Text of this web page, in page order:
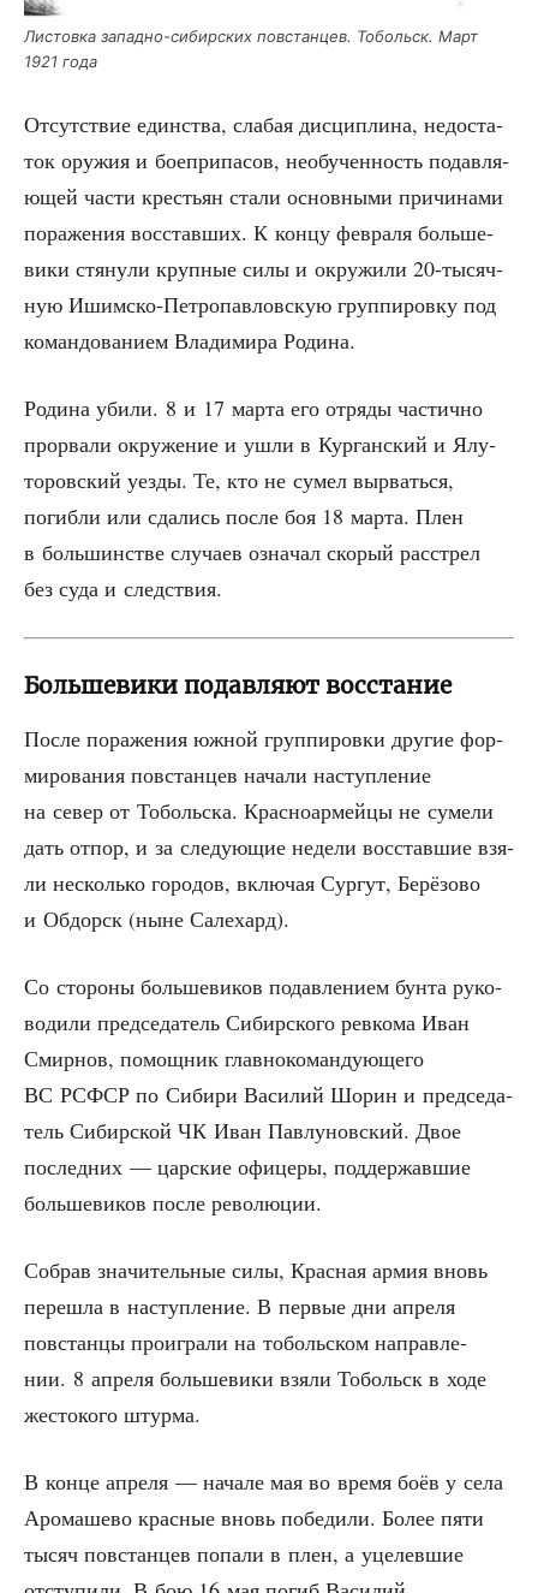
Листов­ка запад­но-сибир­ских повстан­цев. Тобольск. Март
1921 года
Отсут­ствие един­ства, сла­бая дис­ци­пли­на, недо­ста­
ток ору­жия и бое­при­па­сов, необу­чен­ность подав­ля­
ю­щей части кре­стьян ста­ли основ­ны­ми при­чи­на­ми
пора­же­ния вос­став­ших. К кон­цу фев­ра­ля боль­ше­
ви­ки стя­ну­ли круп­ные силы и окру­жи­ли 20-тысяч­
ную Ишим­ско-Пет­ро­пав­лов­скую груп­пи­ров­ку под
коман­до­ва­ни­ем Вла­ди­ми­ра Родина.
Роди­на уби­ли. 8 и 17 мар­та его отря­ды частич­но
про­рва­ли окру­же­ние и ушли в Кур­ган­ский и Ялу­
то­ров­ский уез­ды. Те, кто не сумел вырвать­ся,
погиб­ли или сда­лись после боя 18 мар­та. Плен
в боль­шин­стве слу­ча­ев озна­чал ско­рый рас­стрел
без суда и следствия.
Большевики подавляют восстание
После пора­же­ния южной груп­пи­ров­ки дру­гие фор­
ми­ро­ва­ния повстан­цев нача­ли наступ­ле­ние
на север от Тоболь­ска. Крас­но­ар­мей­цы не суме­ли
дать отпор, и за сле­ду­ю­щие неде­ли вос­став­шие взя­
ли несколь­ко горо­дов, вклю­чая Сур­гут, Берё­зо­во
и Обдорск (ныне Салехард).
Со сто­ро­ны боль­ше­ви­ков подав­ле­ни­ем бун­та руко­
во­ди­ли пред­се­да­тель Сибир­ско­го рев­ко­ма Иван
Смир­нов, помощ­ник глав­но­ко­ман­ду­ю­ще­го
ВС РСФСР по Сиби­ри Васи­лий Шорин и пред­се­да­
тель Сибир­ской ЧК Иван Пав­лу­нов­ский. Двое
послед­них — цар­ские офи­це­ры, под­дер­жав­шие
боль­ше­ви­ков после революции.
Собрав зна­чи­тель­ные силы, Крас­ная армия вновь
пере­шла в наступ­ле­ние. В пер­вые дни апре­ля
повстан­цы про­иг­ра­ли на тоболь­ском направ­ле­
нии. 8 апре­ля боль­ше­ви­ки взя­ли Тобольск в ходе
жесто­ко­го штурма.
В кон­це апре­ля — нача­ле мая во вре­мя боёв у села
Аро­ма­ше­во крас­ные вновь побе­ди­ли. Более пяти
тысяч повстан­цев попа­ли в плен, а уце­лев­шие